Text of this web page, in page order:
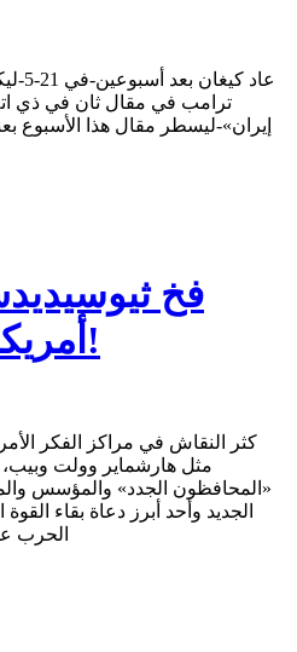
عاد
ترامب في مقال ثان في ذي
إيران»-ليسطر مقال هذا
فخ
أمريكا وصعود الصين!
كثر النقاش في مراكز الفكر
مثل هارشماير وولت وبيب،
«المحافظون الجدد» والمؤسس
الجديد وأحد أبرز دعاة بقاء
الحرب